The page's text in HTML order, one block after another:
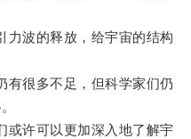
波的释放，给宇宙的结构
很多不足，但科学家们仍
许可以更加深入地了解宇